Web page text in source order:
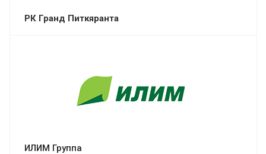
РК Гранд Питкяранта
ИЛИМ Группа